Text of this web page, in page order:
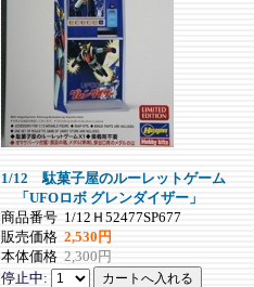
1/12 駄菓子屋のルーレットゲーム
「UFOロボ グレンダイザー」
商品番号 1/12Ｈ52477SP677
販売価格 2,530円
本体価格 2,300円
停止中: